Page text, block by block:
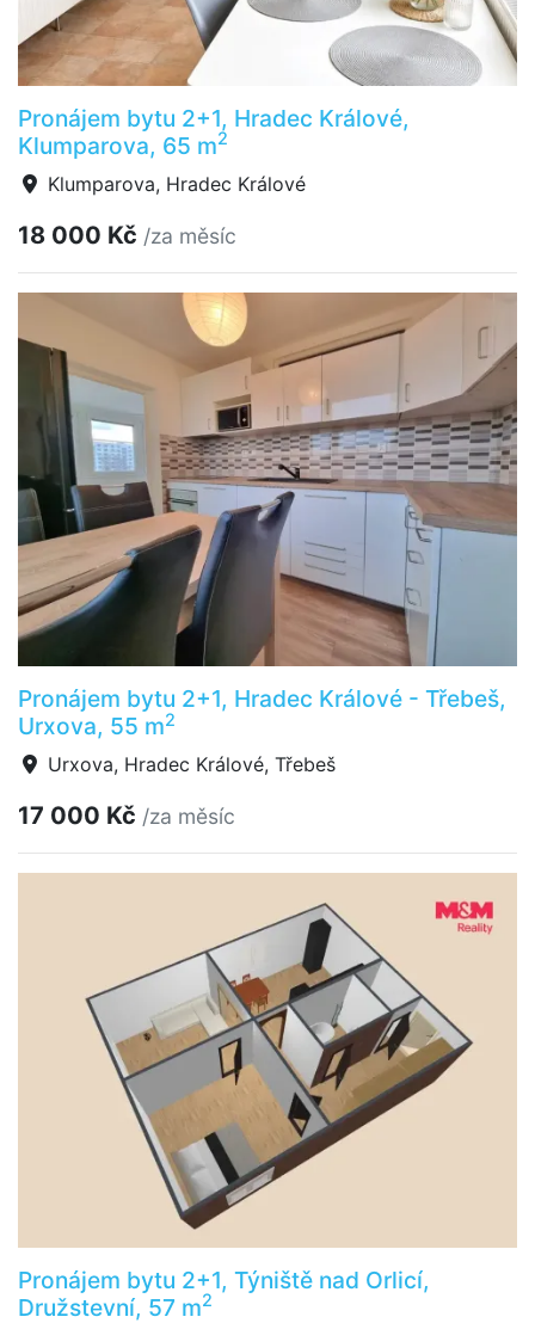
Pronájem bytu 2+1, Hradec Králové,
Klumparova, 65 m2
Klumparova, Hradec Králové
18 000 Kč /za měsíc
Pronájem bytu 2+1, Hradec Králové - Třebeš,
Urxova, 55 m2
Urxova, Hradec Králové, Třebeš
17 000 Kč /za měsíc
Pronájem bytu 2+1, Týniště nad Orlicí,
Družstevní, 57 m2